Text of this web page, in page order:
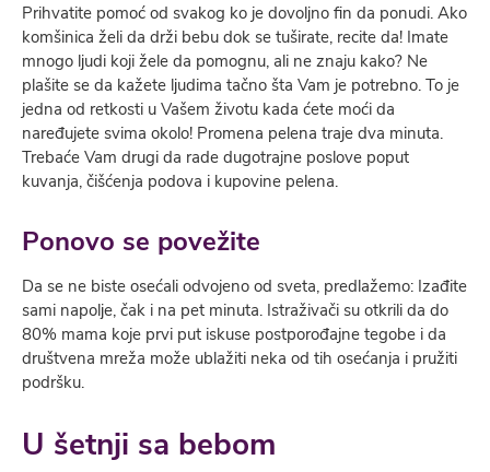
Prihvatite pomoć od svakog ko je dovolјno fin da ponudi. Ako
komšinica želi da drži bebu dok se tuširate, recite da! Imate
mnogo lјudi koji žele da pomognu, ali ne znaju kako? Ne
plašite se da kažete lјudima tačno šta Vam je potrebno. To je
jedna od retkosti u Vašem životu kada ćete moći da
naređujete svima okolo! Promena pelena traje dva minuta.
Trebaće Vam drugi da rade dugotrajne poslove poput
kuvanja, čišćenja podova i kupovine pelena.
Ponovo se povežite
Da se ​​ne biste osećali odvojeno od sveta, predlažemo: Izađite
sami napolјe, čak i na pet minuta. Istraživači su otkrili da do
80% mama koje prvi put iskuse postporođajne tegobe i da
društvena mreža može ublažiti neka od tih osećanja i pružiti
podršku.
U šetnji sa bebom